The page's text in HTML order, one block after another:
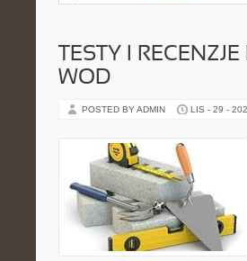
TESTY I
WOD
POSTED BY ADMIN LIS - 29 -